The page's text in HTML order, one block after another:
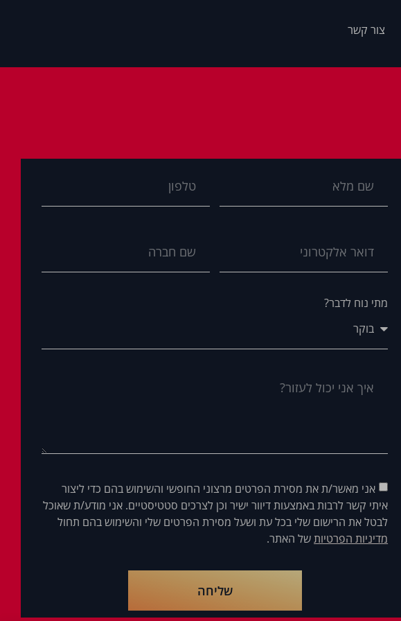
צור קשר
מתי נוח לדבר?
אני מאשר/ת את מסירת הפרטים מרצוני החופשי והשימוש בהם כדי ליצור
איתי קשר לרבות באמצעות דיוור ישיר וכן לצרכים סטטיסטיים. אני מודע/ת שאוכל
לבטל את הרישום שלי בכל עת ושעל מסירת הפרטים שלי והשימוש בהם תחול
מדיניות הפרטיותשל האתר.
שליחה